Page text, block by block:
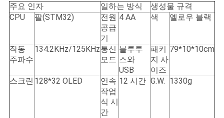
을
구
하
세
주요 인자
일하는 방식
생성물 규격
CPU
팔(STM32)
전원
공급
기
4 AA 색 옐로우 블랙
작동
주파수
134.2KHz/125KHz통신
모드
블루투
스와
USB
패키
지 사
이즈
79*10*10cm
스크린 128*32 OLED
연속
작업
식 시
간
12 시간 G.W. 1330g